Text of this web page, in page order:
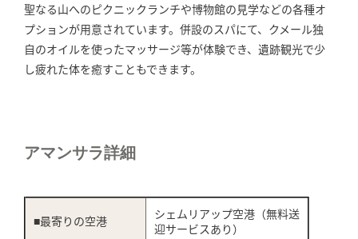
聖なる山へのピクニックランチや博物館の見学などの各種オ
プションが用意されています。併設のスパにて、クメール独
自のオイルを使ったマッサージ等が体験でき、遺跡観光で少
し疲れた体を癒すこともできます。
アマンサラ詳細
■最寄りの空港
シェムリアップ空港（無料送
迎サービスあり）